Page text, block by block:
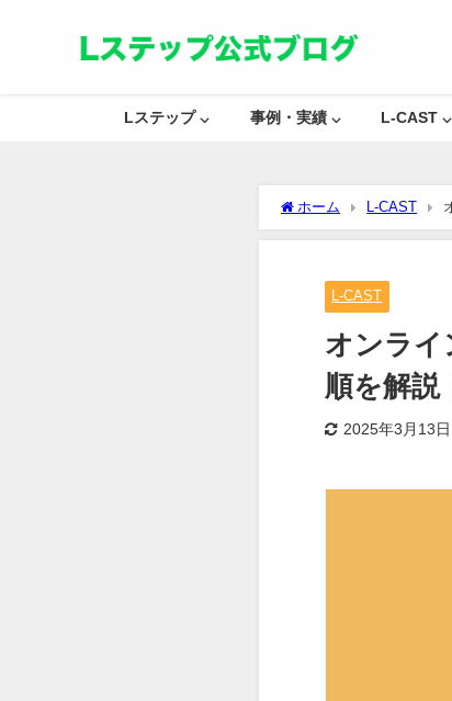
Lステップ ⌵ 事例・実績 ⌵ L-CAST ⌵
ホーム L-CAST
L-CAST
オンライ
順を解説
2025年3月13日